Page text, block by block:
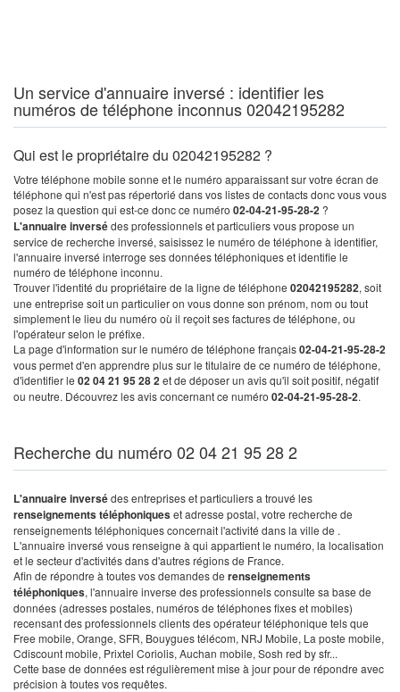
Un service d'annuaire inversé : identifier les
numéros de téléphone inconnus 02042195282
Qui est le propriétaire du 02042195282 ?
Votre téléphone mobile sonne et le numéro apparaissant sur votre écran de
téléphone qui n'est pas répertorié dans vos listes de contacts donc vous vous
posez la question qui est-ce donc ce numéro 02-04-21-95-28-2 ?
L'annuaire inversédes professionnels et particuliers vous propose un
service de recherche inversé, saisissez le numéro de téléphone à identifier,
l'annuaire inversé interroge ses données téléphoniques et identifie le
numéro de téléphone inconnu.
Trouver l'identité du propriétaire de la ligne de téléphone 02042195282, soit
une entreprise soit un particulier on vous donne son prénom, nom ou tout
simplement le lieu du numéro où il reçoit ses factures de téléphone, ou
l'opérateur selon le préfixe.
La page d'information sur le numéro de téléphone français02-04-21-95-28-2
vous permet d'en apprendre plus sur le titulaire de ce numéro de téléphone,
d'identifier le 02 04 21 95 28 2et de déposer un avis qu'il soit positif, négatif
ou neutre. Découvrez les avis concernant ce numéro 02-04-21-95-28-2.
Recherche du numéro 02 04 21 95 28 2
L'annuaire inversédes entreprises et particuliers a trouvé les
renseignements téléphoniqueset adresse postal, votre recherche de
renseignements téléphoniques concernait l'activité dans la ville de .
L'annuaire inversé vous renseigne à qui appartient le numéro, la localisation
et le secteur d'activités dans d'autres régions de France.
Afin de répondre à toutes vos demandes de renseignements
téléphoniques, l'annuaire inverse des professionnels consulte sa base de
données (adresses postales, numéros de téléphones fixes et mobiles)
recensant des professionnels clients des opérateur téléphonique tels que
Free mobile, Orange, SFR, Bouygues télécom, NRJ Mobile, La poste mobile,
Cdiscount mobile, Prixtel Coriolis, Auchan mobile, Sosh red by sfr...
Cette base de données est régulièrement mise à jour pour de répondre avec
précision à toutes vos requêtes.